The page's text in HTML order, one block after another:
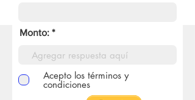
Transferencia bancaria
Monto:
Acepto los términos y
condiciones